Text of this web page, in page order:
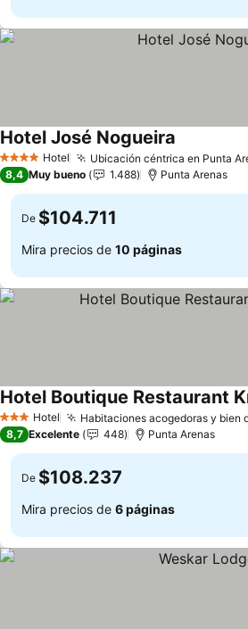
4 EstrellasHotel Ubicación céntrica en Punta
Hotel José Nogueira
8,4 Muy bueno 1.488 Punta Arenas
De $104.711
Mira precios de 10 páginas
3 Estrellas
Hotel Habitaciones acogedoras y bien
Hotel Boutique Restaurant
8,7 Excelente 448 Punta Arenas
De $108.237
Mira precios de 6 páginas